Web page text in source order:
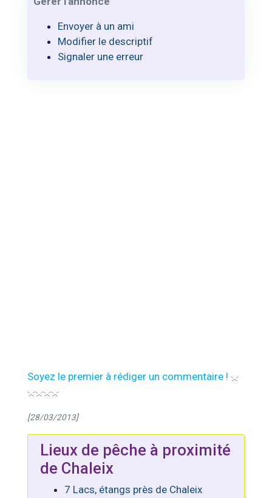
Envoyer à un ami
Modifier le descriptif
Signaler une erreur
Soyez le premier à rédiger un commentaire !
[28/03/2013]
Lieux de pêche à proximité
de Chaleix
7 Lacs, étangs près de Chaleix